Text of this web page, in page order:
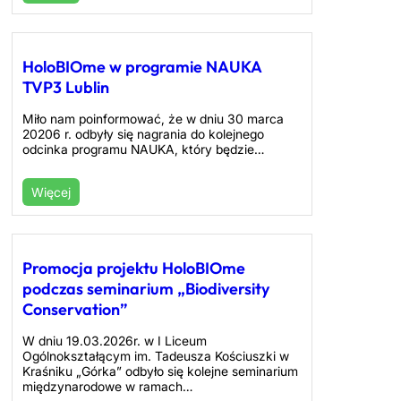
HoloBIOme w programie NAUKA
TVP3 Lublin
Miło nam poinformować, że w dniu 30 marca
20206 r. odbyły się nagrania do kolejnego
odcinka programu NAUKA, który będzie…
Więcej
Promocja projektu HoloBIOme
podczas seminarium „Biodiversity
Conservation”
W dniu 19.03.2026r. w I Liceum
Ogólnokształącym im. Tadeusza Kościuszki w
Kraśniku „Górka” odbyło się kolejne seminarium
międzynarodowe w ramach…